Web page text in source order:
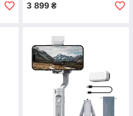
3 899 ₴